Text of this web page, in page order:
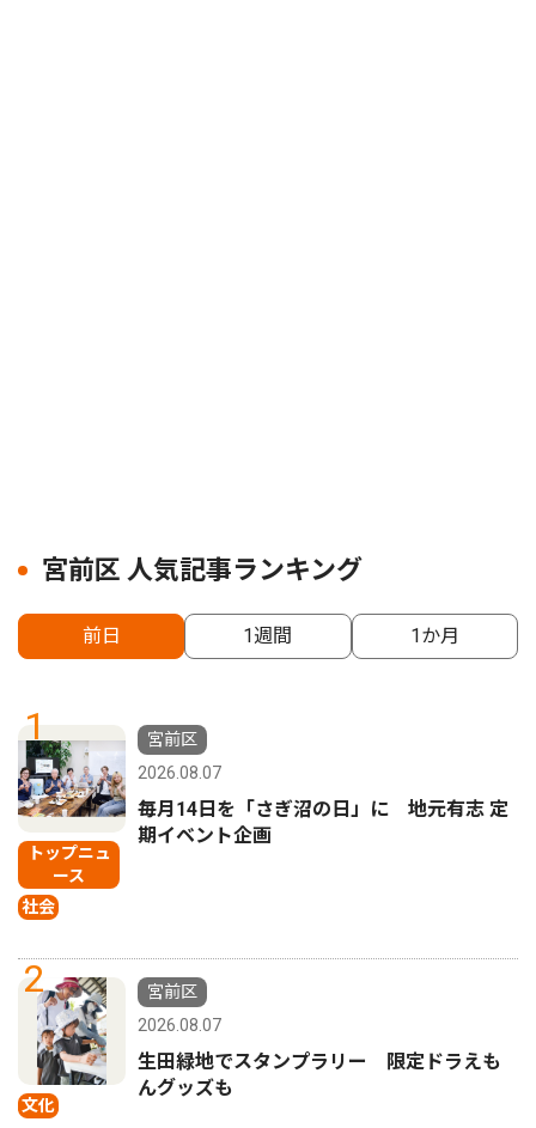
宮前区 人気記事ランキング
前日 1週間 1か月
1
トップニュ
ース
社会
宮前区
2026.08.07
毎月14日を「さぎ沼の日」に 地元有志 定
期イベント企画
2
文化
宮前区
2026.08.07
生田緑地でスタンプラリー 限定ドラえも
んグッズも